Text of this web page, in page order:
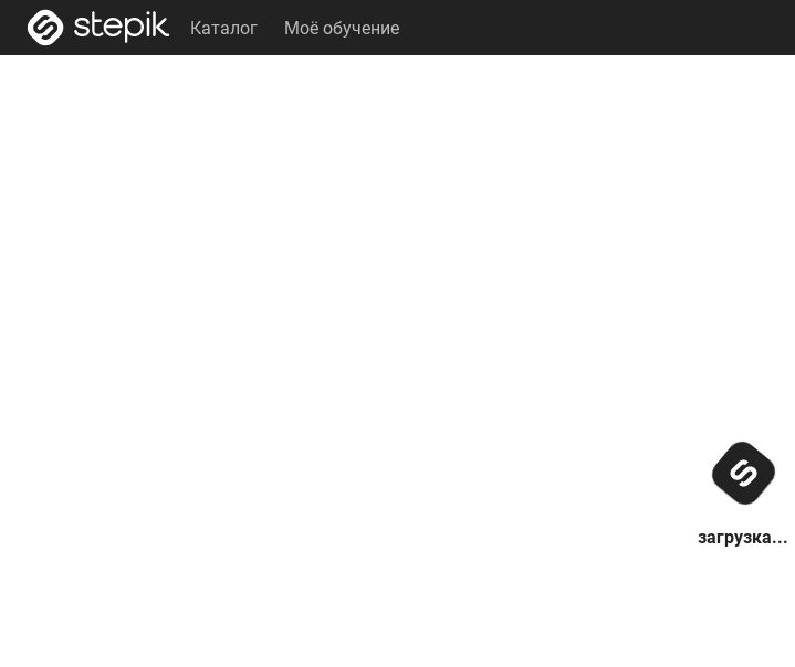
Каталог Моё обучение
загрузка...